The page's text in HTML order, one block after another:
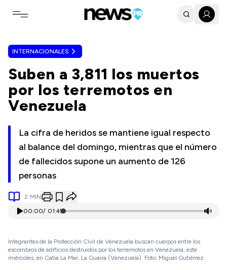
Toggle navigation menu
INTERNACIONALES
Suben a 3,811 los muertos
por los terremotos en
Venezuela
La cifra de heridos se mantiene igual respecto
al balance del domingo, mientras que el número
de fallecidos supone un aumento de 126
personas
2 MIN
00:00/ 01:45
Integrantes de la Protección Civil de Venezuela buscan cuerpos entre los
escombros de edificios destruidos por los terremotos en Venezuela, este
miércoles, en Catia La Mar, La Guaira (Venezuela). Foto: Miguel Gutiérrez